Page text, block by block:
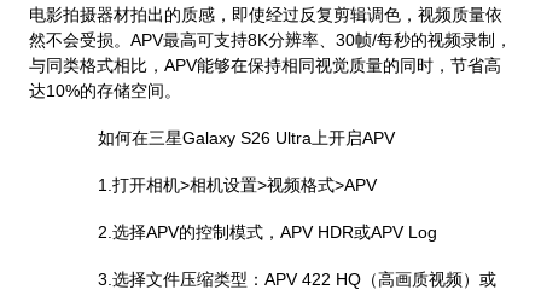
电影拍摄器材拍出的质感，即使经过反复剪辑调色，视频质量依
然不会受损。APV最高可支持8K分辨率、30帧/每秒的视频录制，
与同类格式相比，APV能够在保持相同视觉质量的同时，节省高
达10%的存储空间。
如何在三星Galaxy S26 Ultra上开启APV
1.打开相机>相机设置>视频格式>APV
2.选择APV的控制模式，APV HDR或APV Log
3.选择文件压缩类型：APV 422 HQ（高画质视频）或